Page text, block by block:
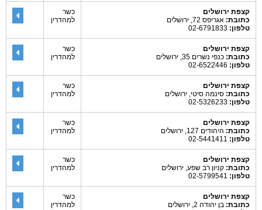
קצפת ירושלים
כתובת: אגריפס 72, ירושלים
טלפון:
כשר
למהדרין
קצפת ירושלים
כתובת: כנפי נשרים 35, ירושלים
טלפון:
כשר
למהדרין
קצפת ירושלים
כתובת: סינמה סיטי, ירושלים
טלפון:
כשר
למהדרין
קצפת ירושלים
כתובת: היהודים 127, ירושלים
טלפון:
כשר
למהדרין
קצפת ירושלים
כתובת: קניון רב שפע, ירושלים
טלפון:
כשר
למהדרין
קצפת ירושלים
כתובת: בן יהודה 2, ירושלים
כשר
למהדרין